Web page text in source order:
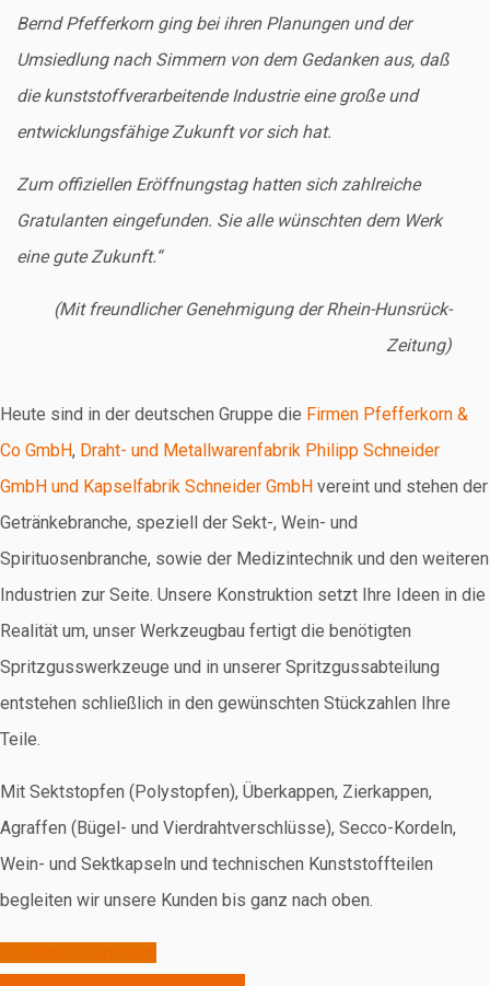
Bernd Pfefferkorn ging bei ihren Planungen und der
Umsiedlung nach Simmern von dem Gedanken aus, daß
die kunststoffverarbeitende Industrie eine große und
entwicklungsfähige Zukunft vor sich hat.
Zum offiziellen Eröffnungstag hatten sich zahlreiche
Gratulanten eingefunden. Sie alle wünschten dem Werk
eine gute Zukunft.“
(Mit freundlicher Genehmigung der Rhein-Hunsrück-
Zeitung)
Heute sind in der deutschen Gruppe die Firmen Pfefferkorn &
Co GmbH, Draht- und Metallwarenfabrik Philipp Schneider
GmbH und Kapselfabrik Schneider GmbH vereint und stehen der
Getränkebranche, speziell der Sekt-, Wein- und
Spirituosenbranche, sowie der Medizintechnik und den weiteren
Industrien zur Seite. Unsere Konstruktion setzt Ihre Ideen in die
Realität um, unser Werkzeugbau fertigt die benötigten
Spritzgusswerkzeuge und in unserer Spritzgussabteilung
entstehen schließlich in den gewünschten Stückzahlen Ihre
Teile.
Mit Sektstopfen (Polystopfen), Überkappen, Zierkappen,
Agraffen (Bügel- und Vierdrahtverschlüsse), Secco-Kordeln,
Wein- und Sektkapseln und technischen Kunststoffteilen
begleiten wir unsere Kunden bis ganz nach oben.